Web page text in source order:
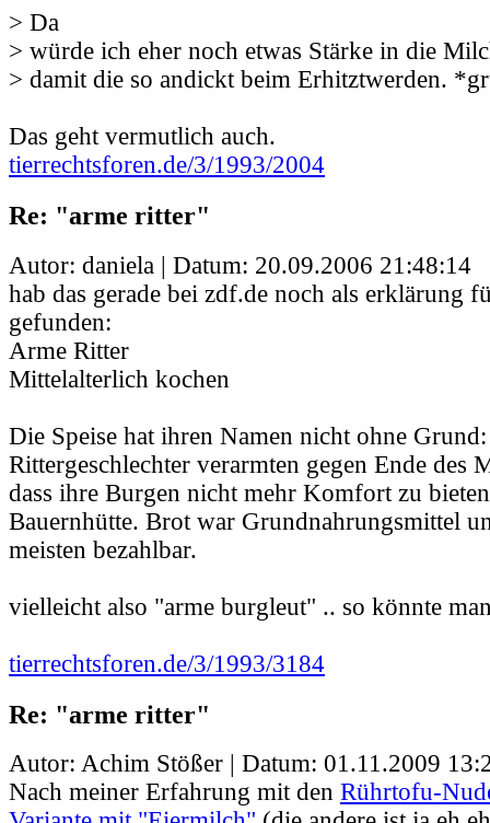
> Da
> würde ich eher noch etwas Stärke in die
> damit die so andickt beim Erhitztwerden.
Das geht vermutlich auch.
tierrechtsforen.de/3/1993/2004
Re: "arme ritter"
Autor: daniela | Datum: 20.09.2006 21:48:14
hab das gerade bei zdf.de noch als erklärung
gefunden:
Arme Ritter
Mittelalterlich kochen
Die Speise hat ihren Namen nicht ohne
Rittergeschlechter verarmten gegen Ende des
dass ihre Burgen nicht mehr Komfort zu
Bauernhütte. Brot war Grundnahrungsmittel
meisten bezahlbar.
vielleicht also "arme burgleut" .. so könnte
tierrechtsforen.de/3/1993/3184
Re: "arme ritter"
Autor: Achim Stößer | Datum: 01.11.2009
Nach meiner Erfahrung mit den Rührtofu-